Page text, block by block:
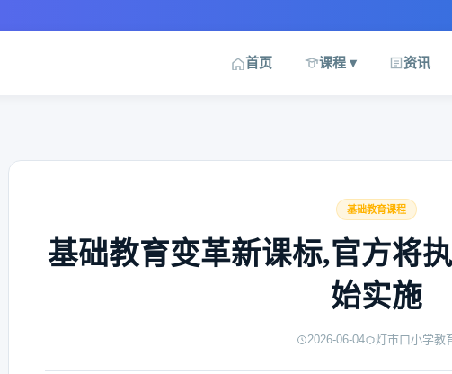
首页 课程 ▾ 资讯
基础教育课程
基础教育变革新课标,官方将
始实施
2026-06-04 灯市口小学教